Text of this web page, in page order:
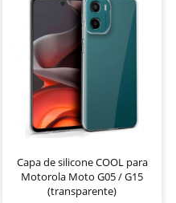
Capa de silicone COOL para
Motorola Moto G05 / G15
(transparente)